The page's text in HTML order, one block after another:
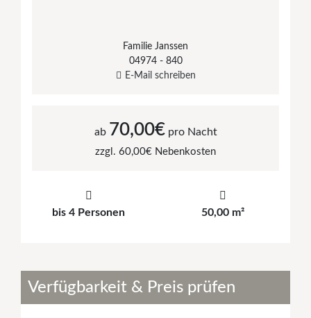
Familie Janssen
04974 - 840
E-Mail schreiben
ab 70,00€pro Nacht
zzgl. 60,00€ Nebenkosten
bis 4 Personen 50,00 m²
Verfügbarkeit & Preis prüfen